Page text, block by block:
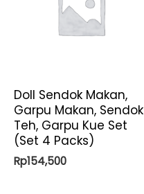
Doll Sendok Makan,
Garpu Makan, Sendok
Teh, Garpu Kue Set
(Set 4 Packs)
Rp154,500